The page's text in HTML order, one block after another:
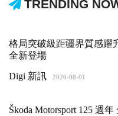
TRENDING
格局突破級距疆界質感躍
全新登場
Digi 新訊 2026-08-01
Škoda Motorsport 125 週